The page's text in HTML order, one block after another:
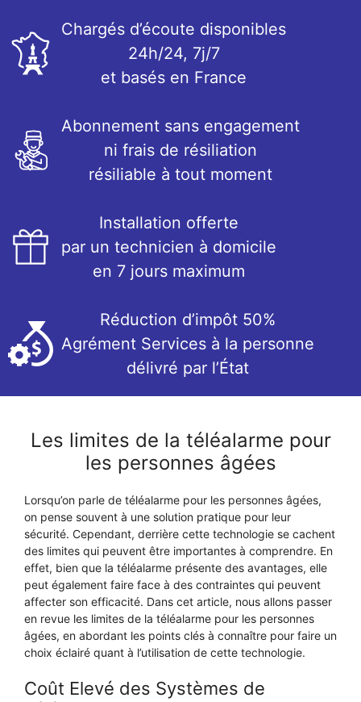
Chargés d’écoute disponibles
24h/24, 7j/7
et basés en France
Abonnement sans engagement
ni frais de résiliation
résiliable à tout moment
Installation offerte
par un technicien à domicile
en 7 jours maximum
Réduction d’impôt 50%
Agrément Services à la personne
délivré par l’État
Les limites de la téléalarme pour
les personnes âgées
Lorsqu’on parle de téléalarme pour les personnes âgées,
on pense souvent à une solution pratique pour leur
sécurité. Cependant, derrière cette technologie se cachent
des limites qui peuvent être importantes à comprendre. En
effet, bien que la téléalarme présente des avantages, elle
peut également faire face à des contraintes qui peuvent
affecter son efficacité. Dans cet article, nous allons passer
en revue les limites de la téléalarme pour les personnes
âgées, en abordant les points clés à connaître pour faire un
choix éclairé quant à l’utilisation de cette technologie.
Coût Elevé des Systèmes de